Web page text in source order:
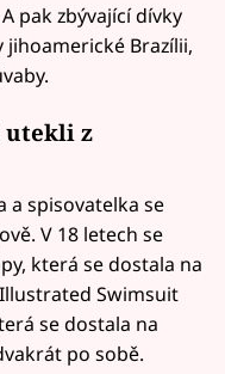
pak zbývající dívky
jihoamerické Brazílii,
utekli z
a spisovatelka se
V 18 letech se
která se dostala na
Swimsuit
se dostala na
po sobě.